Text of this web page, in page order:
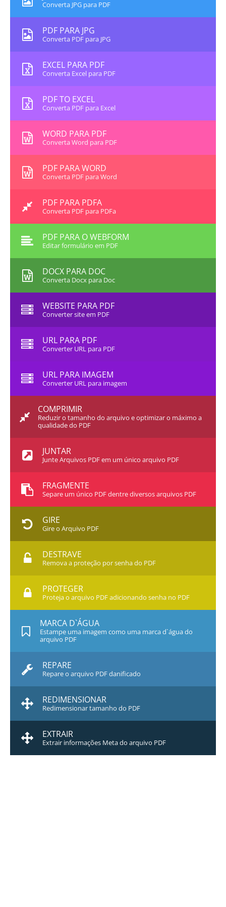
Converta JPG para PDF
PDF PARA JPG
Converta PDF para JPG
EXCEL PARA PDF
Converta Excel para PDF
PDF TO EXCEL
Converta PDF para Excel
WORD PARA PDF
Converta Word para PDF
PDF PARA WORD
Converta PDF para Word
PDF PARA PDFA
Converta PDF para PDFa
PDF PARA O WEBFORM
Editar formulário em PDF
DOCX PARA DOC
Converta Docx para Doc
WEBSITE PARA PDF
Converter site em PDF
URL PARA PDF
Converter URL para PDF
URL PARA IMAGEM
Converter URL para imagem
COMPRIMIR
Reduzir o tamanho do arquivo e optimizar o máximo a
qualidade do PDF
JUNTAR
Junte Arquivos PDF em um único arquivo PDF
FRAGMENTE
Separe um único PDF dentre diversos arquivos PDF
GIRE
Gire o Arquivo PDF
DESTRAVE
Remova a proteção por senha do PDF
PROTEGER
Proteja o arquivo PDF adicionando senha no PDF
MARCA D`ÁGUA
Estampe uma imagem como uma marca d`água do
arquivo PDF
REPARE
Repare o arquivo PDF danificado
REDIMENSIONAR
Redimensionar tamanho do PDF
EXTRAIR
Extrair informações Meta do arquivo PDF